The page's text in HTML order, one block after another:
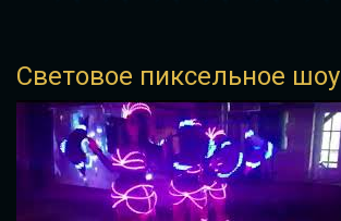
Световое пиксельное шоу